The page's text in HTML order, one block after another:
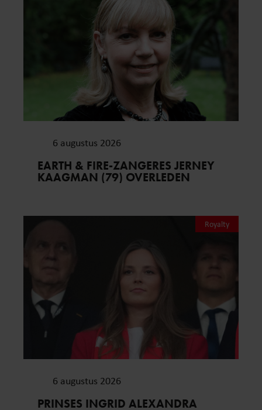
6 augustus 2026
EARTH & FIRE-ZANGERES JERNEY
KAAGMAN (79) OVERLEDEN
Royalty
6 augustus 2026
PRINSES INGRID ALEXANDRA